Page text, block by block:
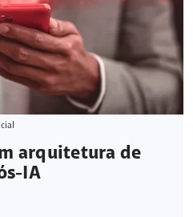
arquitetura de
IA